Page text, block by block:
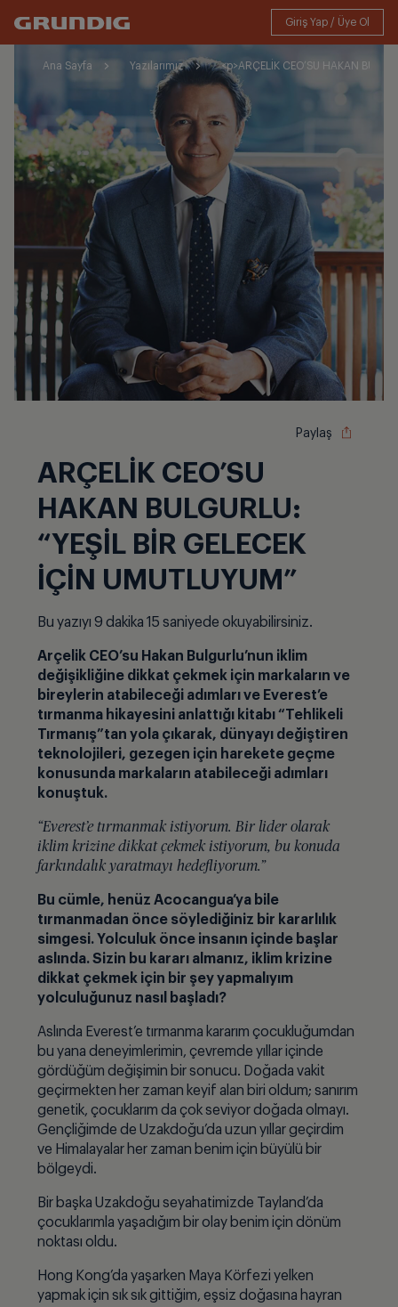
Ana Sayfa Yazılarımız <p>ARÇELİK CEO’SU HAKAN
Paylaş
ARÇELİK CEO’SU
HAKAN BULGURLU:
“YEŞİL BİR GELECEK
İÇİN UMUTLUYUM”
Bu yazıyı 9 dakika 15 saniyede okuyabilirsiniz.
Arçelik CEO’su Hakan Bulgurlu’nun iklim
değişikliğine dikkat çekmek için markaların ve
bireylerin atabileceği adımları ve Everest’e
tırmanma hikayesini anlattığı kitabı “Tehlikeli
Tırmanış”tan yola çıkarak, dünyayı değiştiren
teknolojileri, gezegen için harekete geçme
konusunda markaların atabileceği adımları
konuştuk.
“Everest’e tırmanmak istiyorum. Bir lider olarak
iklim krizine dikkat çekmek istiyorum, bu konuda
farkındalık yaratmayı hedefliyorum.”
Bu cümle, henüz Acocangua’ya bile
tırmanmadan önce söylediğiniz bir kararlılık
simgesi. Yolculuk önce insanın içinde başlar
aslında. Sizin bu kararı almanız, iklim krizine
dikkat çekmek için bir şey yapmalıyım
yolculuğunuz nasıl başladı?
Aslında Everest’e tırmanma kararım çocukluğumdan
bu yana deneyimlerimin, çevremde yıllar içinde
gördüğüm değişimin bir sonucu. Doğada vakit
geçirmekten her zaman keyif alan biri oldum; sanırım
genetik, çocuklarım da çok seviyor doğada olmayı.
Gençliğimde de Uzakdoğu’da uzun yıllar geçirdim
ve Himalayalar her zaman benim için büyülü bir
bölgeydi.
Bir başka Uzakdoğu seyahatimizde Tayland’da
çocuklarımla yaşadığım bir olay benim için dönüm
noktası oldu.
Hong Kong’da yaşarken Maya Körfezi yelken
yapmak için sık sık gittiğim, eşsiz doğasına hayran